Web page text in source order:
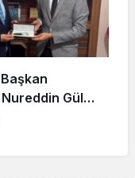
Nureddin Gül
Teşkilatıyla Bir